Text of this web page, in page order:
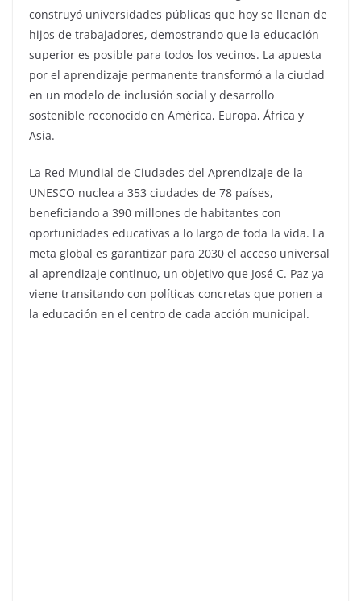
construyó universidades públicas que hoy se llenan de
hijos de trabajadores, demostrando que la educación
superior es posible para todos los vecinos. La apuesta
por el aprendizaje permanente transformó a la ciudad
en un modelo de inclusión social y desarrollo
sostenible reconocido en América, Europa, África y
Asia.
La Red Mundial de Ciudades del Aprendizaje de la
UNESCO nuclea a 353 ciudades de 78 países,
beneficiando a 390 millones de habitantes con
oportunidades educativas a lo largo de toda la vida. La
meta global es garantizar para 2030 el acceso universal
al aprendizaje continuo, un objetivo que José C. Paz ya
viene transitando con políticas concretas que ponen a
la educación en el centro de cada acción municipal.